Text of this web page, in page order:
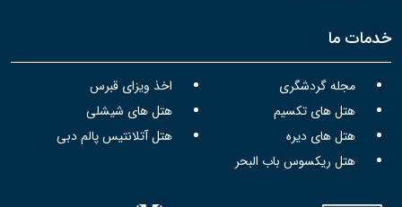
خدمات ما
مجله گردشگری
اخذ ویزای قبرس
هتل های تکسیم
هتل های شیشلی
هتل های دیره
هتل آتلانتیس پالم دبی
هتل ریکسوس باب البحر